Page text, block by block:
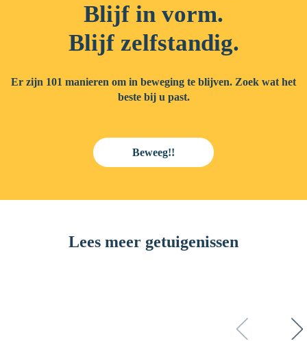
Blijf in vorm.
Blijf zelfstandig.
Er zijn 101 manieren om in beweging te blijven. Zoek wat het
beste bij u past.
Beweeg!!
Lees meer getuigenissen